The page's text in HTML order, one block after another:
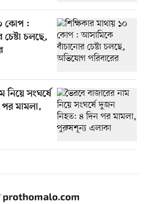
কোপ :
চলছে,
নিয়ে সংঘর্ষে
মামলা,